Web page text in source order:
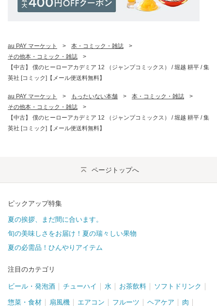
au PAY マーケット > 本・コミック・雑誌
>
その他本・コミック・雑誌
>
【中古】 僕のヒーローアカデミア 12 （ジャンプコミックス） / 堀越 耕平 / 集
英社 [コミック]【メール便送料無料】
au PAY マーケット > もったいない本舗 > 本・コミック・雑誌
>
その他本・コミック・雑誌
>
【中古】 僕のヒーローアカデミア 12 （ジャンプコミックス） / 堀越 耕平 / 集
英社 [コミック]【メール便送料無料】
ページトップへ
ピックアップ特集
夏の挨拶、まだ間に合います。
旬の美味しさをお届け！夏の瑞々しい果物
夏の必需品！ひんやりアイテム
注目のカテゴリ
ビール・発泡酒 チューハイ 水 お茶飲料 ソフトドリンク
惣菜・食材 扇風機 エアコン フルーツ ヘアケア 肉